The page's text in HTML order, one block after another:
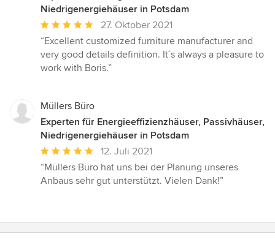
Niedrigenergiehäuser in Potsdam
Durchschnittliche
Bewertung:
5
von
27. Oktober 2021
“Excellent customized furniture manufacturer and
very good details definition. It´s always a pleasure to
work with Boris.”
Müllers Büro
Experten für Energieeffizienzhäuser, Passivhäuser,
Niedrigenergiehäuser in Potsdam
Durchschnittliche
Bewertung:
5
12. Juli 2021
“Müllers Büro hat uns bei der Planung unseres
Anbaus sehr gut unterstützt. Vielen Dank!”